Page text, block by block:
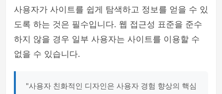
사용자가 사이트를 쉽게 탐색하고 정보를 얻을 수 있
도록 하는 것은 필수입니다. 웹 접근성 표준을 준수
하지 않을 경우 일부 사용자는 사이트를 이용할 수
없을 수 있습니다.
"사용자 친화적인 디자인은 사용자 경험 향상의 핵심